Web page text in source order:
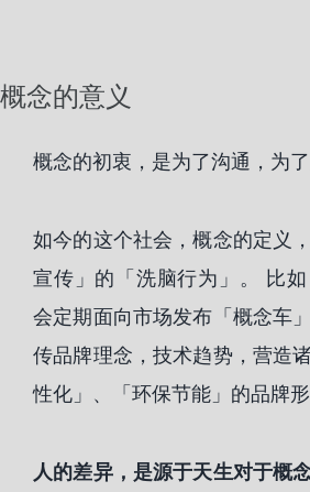
概念的意义
概念的初衷，是为了沟通，为了
如今的这个社会，概念的定义
宣传」的「洗脑行为」。 比
会定期面向市场发布「概念车
传品牌理念，技术趋势，营造
性化」、「环保节能」的品牌形
人的差异，是源于天生对于概